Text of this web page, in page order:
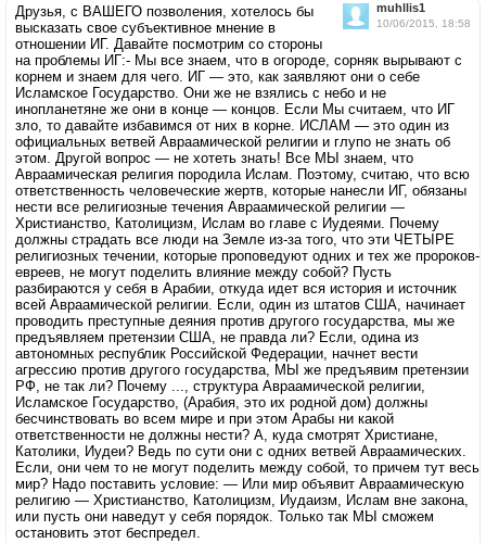
muhllis1
10/06/2015, 18:58
Друзья, с ВАШЕГО позволения, хотелось бы
высказать свое субъективное мнение в
отношении ИГ. Давайте посмотрим со стороны
на проблемы ИГ:- Мы все знаем, что в огороде, сорняк вырывают с
корнем и знаем для чего. ИГ — это, как заявляют они о себе
Исламское Государство. Они же не взялись с небо и не
инопланетяне же они в конце — концов. Если Мы считаем, что ИГ
зло, то давайте избавимся от них в корне. ИСЛАМ — это один из
официальных ветвей Авраамической религии и глупо не знать об
этом. Другой вопрос — не хотеть знать! Все МЫ знаем, что
Авраамическая религия породила Ислам. Поэтому, считаю, что всю
ответственность человеческие жертв, которые нанесли ИГ, обязаны
нести все религиозные течения Авраамической религии —
Христианство, Католицизм, Ислам во главе с Иудеями. Почему
должны страдать все люди на Земле из-за того, что эти ЧЕТЫРЕ
религиозных течении, которые проповедуют одних и тех же пророков-
евреев, не могут поделить влияние между собой? Пусть
разбираются у себя в Арабии, откуда идет вся история и источник
всей Авраамической религии. Если, один из штатов США, начинает
проводить преступные деяния против другого государства, мы же
предъявляем претензии США, не правда ли? Если, одина из
автономных республик Российской Федерации, начнет вести
агрессию против другого государства, МЫ же предъявим претензии
РФ, не так ли? Почему ..., структура Авраамической религии,
Исламское Государство, (Арабия, это их родной дом) должны
бесчинствовать во всем мире и при этом Арабы ни какой
ответственности не должны нести? А, куда смотрят Христиане,
Католики, Иудеи? Ведь по сути они с одних ветвей Авраамических.
Если, они чем то не могут поделить между собой, то причем тут весь
мир? Надо поставить условие: — Или мир объявит Авраамическую
религию — Христианство, Католицизм, Иудаизм, Ислам вне закона,
или пусть они наведут у себя порядок. Только так МЫ сможем
остановить этот беспредел.